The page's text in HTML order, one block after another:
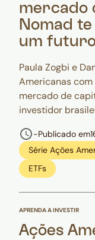
mercado
Nomad
um futuro
Paula Zogbi e
Americanas
mercado de
investidor
-Publicado em
Série Ações
ETFs
APRENDA A INVESTIR
Ações